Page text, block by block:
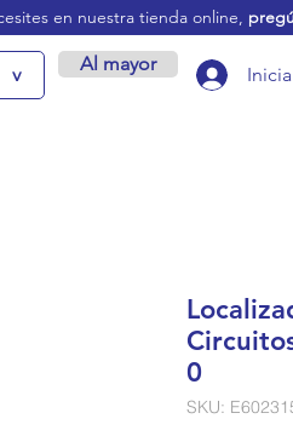
en nuestra tienda online,
v Al mayor
0
SKU: